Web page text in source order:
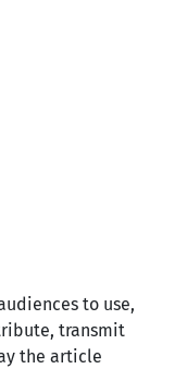
to use,
transmit
the article